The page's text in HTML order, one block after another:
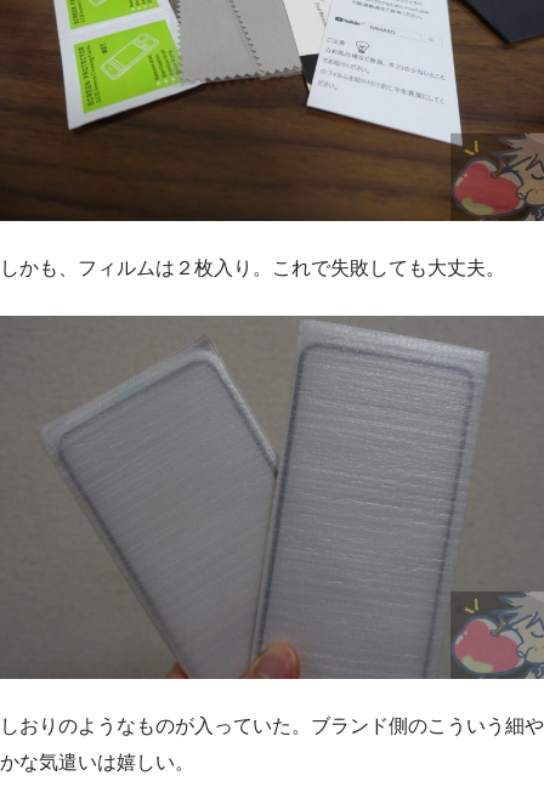
しかも、フィルムは２枚入り。これで失敗しても大丈夫。
しおりのようなものが入っていた。ブランド側のこういう細や
かな気遣いは嬉しい。